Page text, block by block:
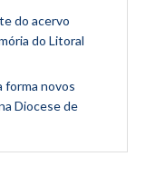
do acervo
do Litoral
forma novos
Diocese de